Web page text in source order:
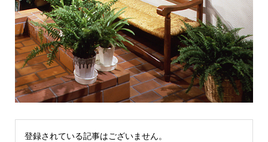
登録されている記事はございません。